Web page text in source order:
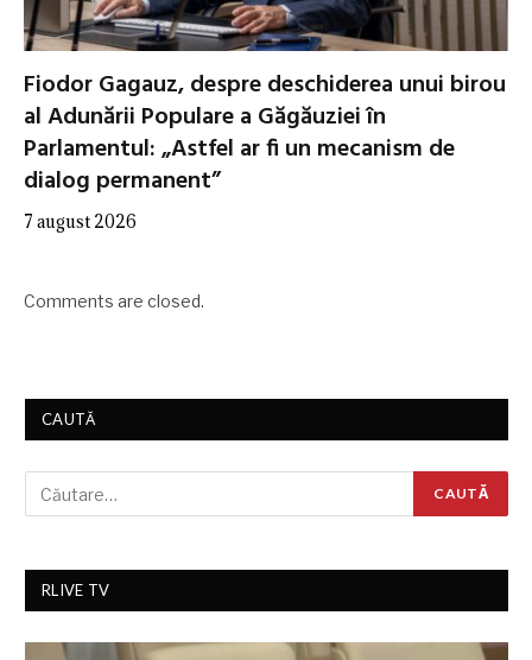
Fiodor Gagauz, despre deschiderea unui birou
al Adunării Populare a Găgăuziei în
Parlamentul: „Astfel ar fi un mecanism de
dialog permanent”
7 august 2026
Comments are closed.
CAUTĂ
RLIVE TV